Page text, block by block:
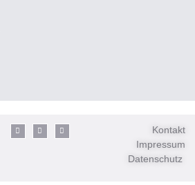
Kontakt
Impressum
Datenschutz